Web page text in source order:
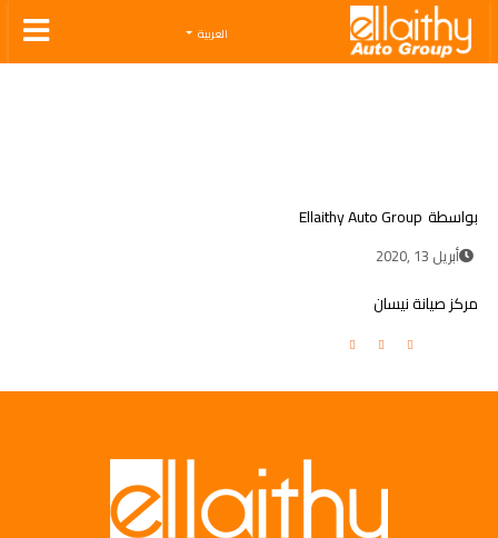
Ellaithy Auto Group
العربية
بواسطة Ellaithy Auto Group
أبريل 13 ,2020
مركز صيانة نيسان